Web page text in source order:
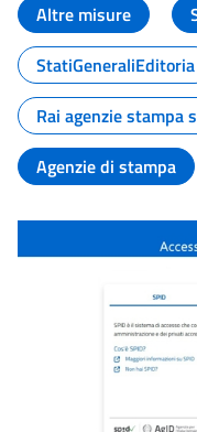
Altre misure
StatiGeneraliEditoria
Rai agenzie stampa
Agenzie di stampa